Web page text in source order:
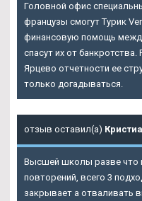
Головной офис
французы смогут Турик
финансовую помощь
спасут их от
Ярцево отчетности ее
только догадываться.
отзыв оставил(а)
Высшей школы разве что
повторений, всего 3
закрывает а отваливать